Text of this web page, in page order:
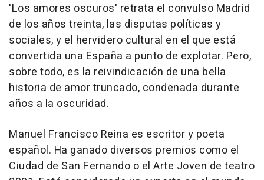
'Los amores oscuros' retrata el convulso Madrid
de los años treinta, las disputas políticas y
sociales, y el hervidero cultural en el que está
convertida una España a punto de explotar. Pero,
sobre todo, es la reivindicación de una bella
historia de amor truncado, condenada durante
años a la oscuridad.
Manuel Francisco Reina es escritor y poeta
español. Ha ganado diversos premios como el
Ciudad de San Fernando o el Arte Joven de teatro